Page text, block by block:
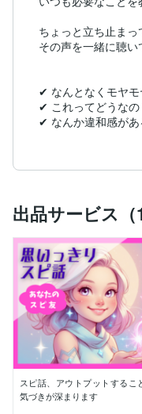
ちょっと立ち止まっ
その声を一緒に聴
✔ なんとなくモヤモ
✔ これってどうなの
✔ なんか違和感があ
✔ 答えは自分の中
直感力・チャネリン
潜在意識やハイヤー
必要なメッセージ
目の前にある、さ
何か一つの答えが
瞬間瞬間に選択肢が
お伝えすることが、
あなたの最善を選ぶ
出品サービス（
スピ話、アウトプットするこ
気づきが深まります